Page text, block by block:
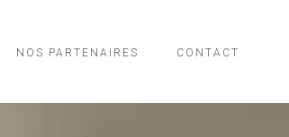
NOS PARTENAIRES CONTACT